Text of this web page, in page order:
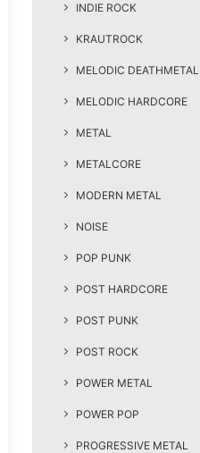
INDIE ROCK
KRAUTROCK
MELODIC DEATHMETAL
MELODIC HARDCORE
METAL
METALCORE
MODERN METAL
NOISE
POP PUNK
POST HARDCORE
POST PUNK
POST ROCK
POWER METAL
POWER POP
PROGRESSIVE METAL